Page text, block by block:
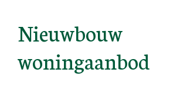
Nieuwbouw
woningaanbod